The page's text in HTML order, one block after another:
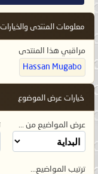
معلومات المنتدى والخيارات
مراقبي هذا المنتدى
Hassan Mugabo
خيارات عرض الموضوع
عرض المواضيع من ...
ترتيب المواضيع...